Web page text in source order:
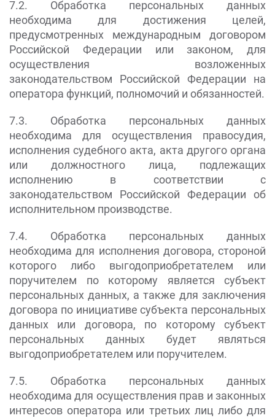
7.2. Обработка персональных данных
необходима для достижения целей,
предусмотренных международным договором
Российской Федерации или законом, для
осуществления возложенных
законодательством Российской Федерации на
оператора функций, полномочий и обязанностей.
7.3. Обработка персональных данных
необходима для осуществления правосудия,
исполнения судебного акта, акта другого органа
или должностного лица, подлежащих
исполнению в соответствии с
законодательством Российской Федерации об
исполнительном производстве.
7.4. Обработка персональных данных
необходима для исполнения договора, стороной
которого либо выгодоприобретателем или
поручителем по которому является субъект
персональных данных, а также для заключения
договора по инициативе субъекта персональных
данных или договора, по которому субъект
персональных данных будет являться
выгодоприобретателем или поручителем.
7.5. Обработка персональных данных
необходима для осуществления прав и законных
интересов оператора или третьих лиц либо для